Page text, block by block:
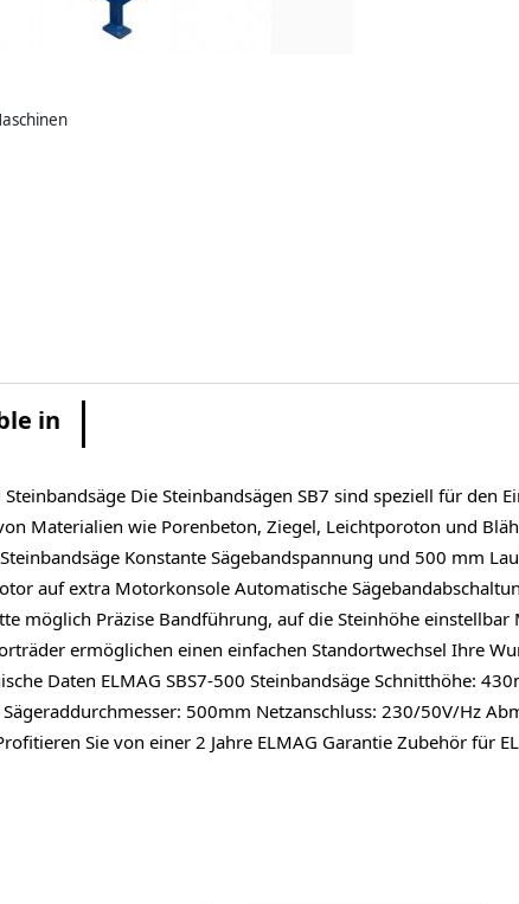
in
Die Steinbandsägen SB7 sind speziell für den
Materialien wie Porenbeton, Ziegel, Leichtporoton und
Steinbandsäge Konstante Sägebandspannung und 500 mm
auf extra Motorkonsole Automatische
möglich Präzise Bandführung, auf die Steinhöhe
ermöglichen einen einfachen Standortwechsel Ihre
Daten ELMAG SBS7-500 Steinbandsäge Schnitthöhe:
500mm Netzanschluss: 230/50V/Hz
Sie von einer 2 Jahre ELMAG Garantie Zubehör für